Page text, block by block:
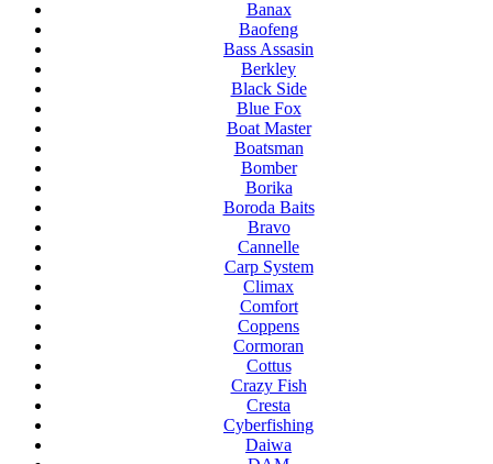
Banax
Baofeng
Bass Assasin
Berkley
Black Side
Blue Fox
Boat Master
Boatsman
Bomber
Borika
Boroda Baits
Bravo
Cannelle
Carp System
Climax
Comfort
Coppens
Cormoran
Cottus
Crazy Fish
Cresta
Cyberfishing
Daiwa